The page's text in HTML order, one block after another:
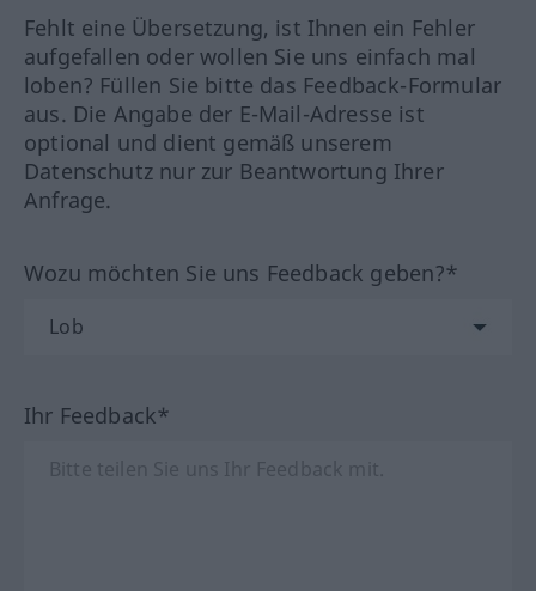
Fehlt eine Übersetzung, ist Ihnen ein Fehler
aufgefallen oder wollen Sie uns einfach mal
loben? Füllen Sie bitte das Feedback-Formular
aus. Die Angabe der E-Mail-Adresse ist
optional und dient gemäß unserem
Datenschutz nur zur Beantwortung Ihrer
Anfrage.
Wozu möchten Sie uns Feedback geben?*
Ihr Feedback*